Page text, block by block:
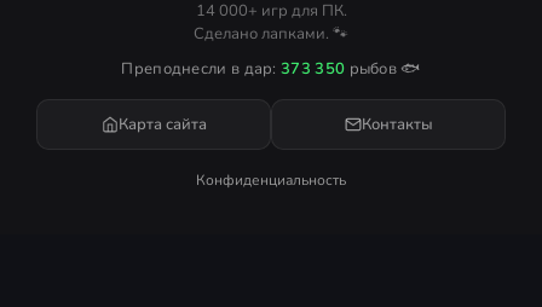
14 000+ игр для ПК.
Сделано лапками. 🐾
Преподнесли в дар:373 350 рыбов 🐟
Карта сайта Контакты
Конфиденциальность